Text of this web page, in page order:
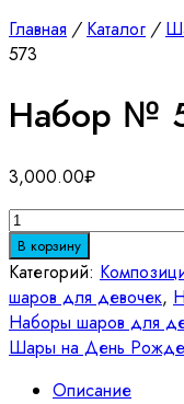
Главная / Каталог /
573
Набор №
3,000.00₽
Количество
товара
Набор
№
573
В корзину
Категорий:
шаров для девочек,
Наборы шаров для
Шары на День
Описание